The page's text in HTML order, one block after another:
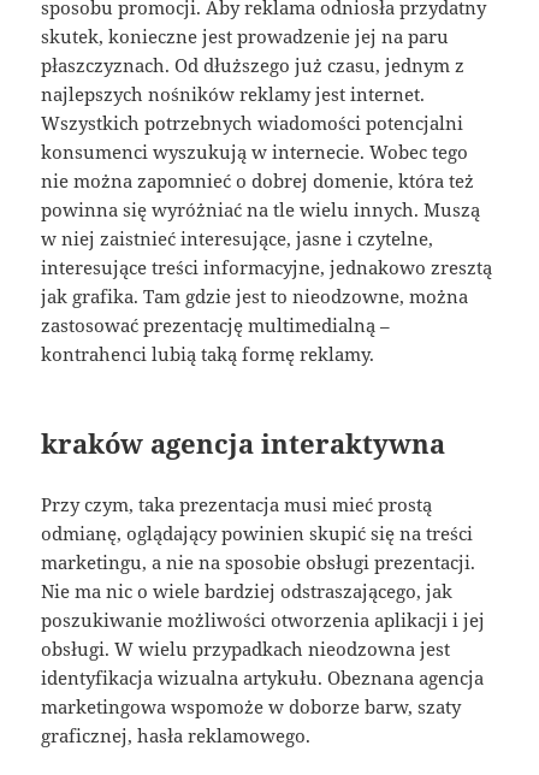
sposobu promocji. Aby reklama odniosła przydatny
skutek, konieczne jest prowadzenie jej na paru
płaszczyznach. Od dłuższego już czasu, jednym z
najlepszych nośników reklamy jest internet.
Wszystkich potrzebnych wiadomości potencjalni
konsumenci wyszukują w internecie. Wobec tego
nie można zapomnieć o dobrej domenie, która też
powinna się wyróżniać na tle wielu innych. Muszą
w niej zaistnieć interesujące, jasne i czytelne,
interesujące treści informacyjne, jednakowo zresztą
jak grafika. Tam gdzie jest to nieodzowne, można
zastosować prezentację multimedialną –
kontrahenci lubią taką formę reklamy.
kraków agencja interaktywna
Przy czym, taka prezentacja musi mieć prostą
odmianę, oglądający powinien skupić się na treści
marketingu, a nie na sposobie obsługi prezentacji.
Nie ma nic o wiele bardziej odstraszającego, jak
poszukiwanie możliwości otworzenia aplikacji i jej
obsługi. W wielu przypadkach nieodzowna jest
identyfikacja wizualna artykułu. Obeznana agencja
marketingowa wspomoże w doborze barw, szaty
graficznej, hasła reklamowego.